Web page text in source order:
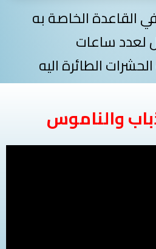
القاعدة الخاصة به
لعدد ساعات
الطائرة اليه
والناموس